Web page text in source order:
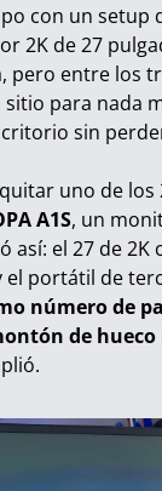
con un setup
2K de 27
pero entre los
para nada
sin
uno de los
A1S, un
así: el 27 de
el portátil de
número de
de hueco